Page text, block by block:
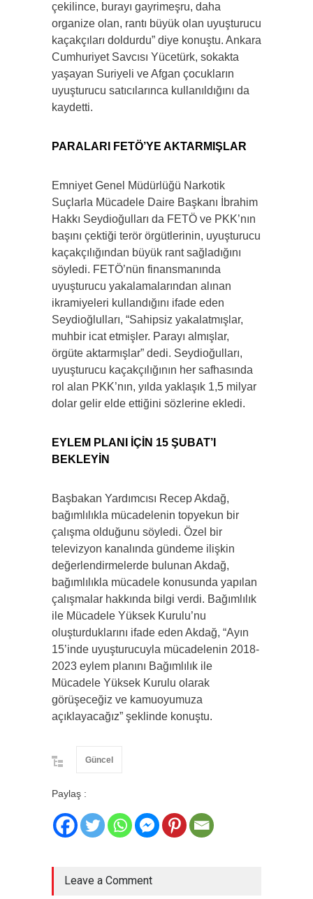
çekilince, burayı gayrimeşru, daha
organize olan, rantı büyük olan uyuşturucu
kaçakçıları doldurdu” diye konuştu. Ankara
Cumhuriyet Savcısı Yücetürk, sokakta
yaşayan Suriyeli ve Afgan çocukların
uyuşturucu satıcılarınca kullanıldığını da
kaydetti.
PARALARI FETÖ’YE AKTARMIŞLAR
Emniyet Genel Müdürlüğü Narkotik
Suçlarla Mücadele Daire Başkanı İbrahim
Hakkı Seydioğulları da FETÖ ve PKK’nın
başını çektiği terör örgütlerinin, uyuşturucu
kaçakçılığından büyük rant sağladığını
söyledi. FETÖ’nün finansmanında
uyuşturucu yakalamalarından alınan
ikramiyeleri kullandığını ifade eden
Seydioğlulları, “Sahipsiz yakalatmışlar,
muhbir icat etmişler. Parayı almışlar,
örgüte aktarmışlar” dedi. Seydioğulları,
uyuşturucu kaçakçılığının her safhasında
rol alan PKK’nın, yılda yaklaşık 1,5 milyar
dolar gelir elde ettiğini sözlerine ekledi.
EYLEM PLANI İÇİN 15 ŞUBAT’I
BEKLEYİN
Başbakan Yardımcısı Recep Akdağ,
bağımlılıkla mücadelenin topyekun bir
çalışma olduğunu söyledi. Özel bir
televizyon kanalında gündeme ilişkin
değerlendirmelerde bulunan Akdağ,
bağımlılıkla mücadele konusunda yapılan
çalışmalar hakkında bilgi verdi. Bağımlılık
ile Mücadele Yüksek Kurulu’nu
oluşturduklarını ifade eden Akdağ, “Ayın
15’inde uyuşturucuyla mücadelenin 2018-
2023 eylem planını Bağımlılık ile
Mücadele Yüksek Kurulu olarak
görüşeceğiz ve kamuoyumuza
açıklayacağız” şeklinde konuştu.
Güncel
Paylaş :
Leave a Comment